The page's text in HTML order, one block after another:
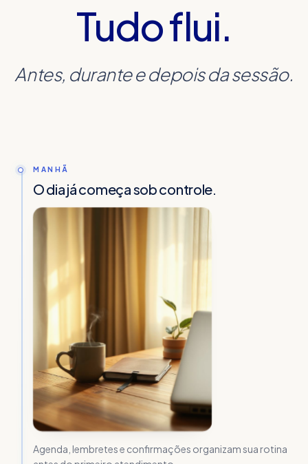
Tudo flui.
Antes, durante e depois da sessão.
MANHÃ
O dia já começa sob controle.
Agenda, lembretes e confirmações organizam sua rotina